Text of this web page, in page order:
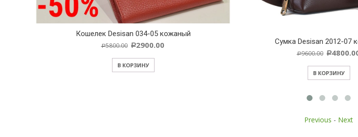
Кошелек Desisan 034-05 кожаный
Р5800.00 Р2900.00
В КОРЗИНУ
Cумка Desisan 2012-07
Р9600.00 Р
В КОРЗИНУ
Previous - Next